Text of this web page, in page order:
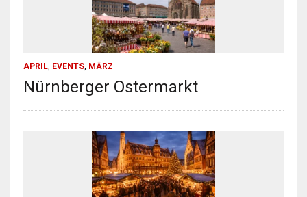
APRIL, EVENTS, MÄRZ
Nürnberger Ostermarkt